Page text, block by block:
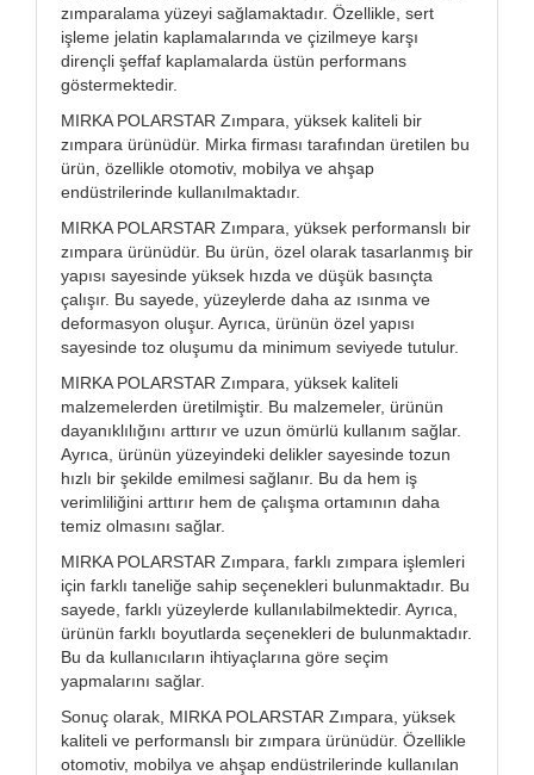
zımparalama yüzeyi sağlamaktadır. Özellikle, sert
işleme jelatin kaplamalarında ve çizilmeye karşı
dirençli şeffaf kaplamalarda üstün performans
göstermektedir.
MIRKA POLARSTAR Zımpara, yüksek kaliteli bir
zımpara ürünüdür. Mirka firması tarafından üretilen bu
ürün, özellikle otomotiv, mobilya ve ahşap
endüstrilerinde kullanılmaktadır.
MIRKA POLARSTAR Zımpara, yüksek performanslı bir
zımpara ürünüdür. Bu ürün, özel olarak tasarlanmış bir
yapısı sayesinde yüksek hızda ve düşük basınçta
çalışır. Bu sayede, yüzeylerde daha az ısınma ve
deformasyon oluşur. Ayrıca, ürünün özel yapısı
sayesinde toz oluşumu da minimum seviyede tutulur.
MIRKA POLARSTAR Zımpara, yüksek kaliteli
malzemelerden üretilmiştir. Bu malzemeler, ürünün
dayanıklılığını arttırır ve uzun ömürlü kullanım sağlar.
Ayrıca, ürünün yüzeyindeki delikler sayesinde tozun
hızlı bir şekilde emilmesi sağlanır. Bu da hem iş
verimliliğini arttırır hem de çalışma ortamının daha
temiz olmasını sağlar.
MIRKA POLARSTAR Zımpara, farklı zımpara işlemleri
için farklı taneliğe sahip seçenekleri bulunmaktadır. Bu
sayede, farklı yüzeylerde kullanılabilmektedir. Ayrıca,
ürünün farklı boyutlarda seçenekleri de bulunmaktadır.
Bu da kullanıcıların ihtiyaçlarına göre seçim
yapmalarını sağlar.
Sonuç olarak, MIRKA POLARSTAR Zımpara, yüksek
kaliteli ve performanslı bir zımpara ürünüdür. Özellikle
otomotiv, mobilya ve ahşap endüstrilerinde kullanılan